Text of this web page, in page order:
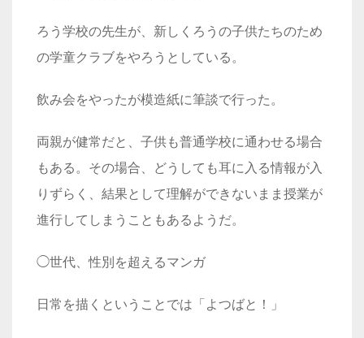
ろう学校の先生が、新しくろうの子供たちのため
の学童クラブをやろうとしている。
飲み会をやったが模造紙に筆談で行った。
両親が健常だと、子供も普通学校に通わせる場合
もある。その場合、どうしても耳に入る情報が入
りずらく、結果として理解ができないまま授業が
進行してしまうこともあるようだ。
◯世代、性別を超えるマンガ
日常を描くということでは「よつばと！」